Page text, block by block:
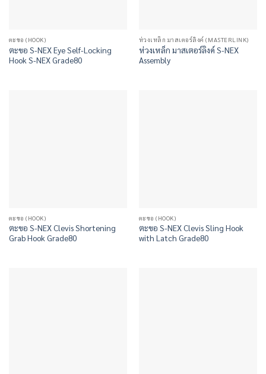
ตะขอ (HOOK)
ตะขอ S-NEX Eye Self-Locking
Hook S-NEX Grade80
ห่วงเหล็ก มาสเตอร์ลิงค์ (MASTERLINK)
ห่วงเหล็ก มาสเตอร์ลิงค์ S-NEX
Assembly
ตะขอ (HOOK)
ตะขอ S-NEX Clevis Shortening
Grab Hook Grade80
ตะขอ (HOOK)
ตะขอ S-NEX Clevis Sling Hook
with Latch Grade80